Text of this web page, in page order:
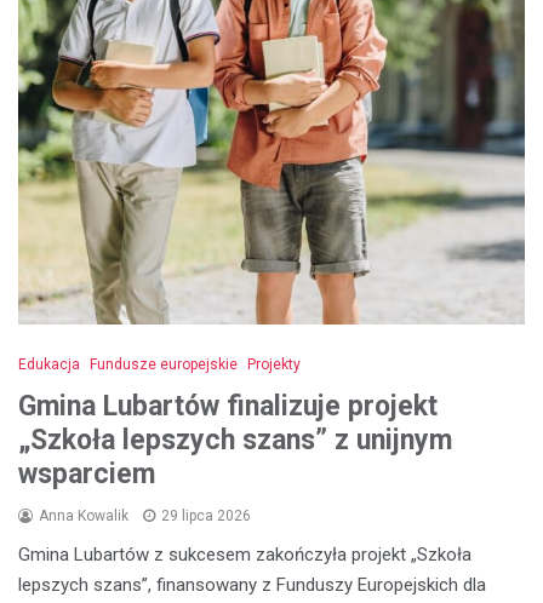
Edukacja Fundusze europejskie Projekty
Gmina Lubartów finalizuje projekt
„Szkoła lepszych szans” z unijnym
wsparciem
Anna Kowalik 29 lipca 2026
Gmina Lubartów z sukcesem zakończyła projekt „Szkoła
lepszych szans”, finansowany z Funduszy Europejskich dla